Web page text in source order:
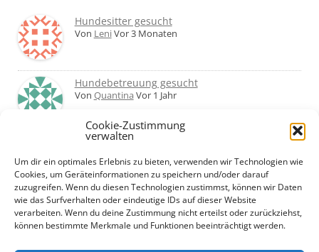
Cookie-Zustimmung
verwalten
Um dir ein optimales Erlebnis zu bieten, verwenden wir Technologien wie
Cookies, um Geräteinformationen zu speichern und/oder darauf
zuzugreifen. Wenn du diesen Technologien zustimmst, können wir Daten
wie das Surfverhalten oder eindeutige IDs auf dieser Website
verarbeiten. Wenn du deine Zustimmung nicht erteilst oder zurückziehst,
können bestimmte Merkmale und Funktionen beeinträchtigt werden.
Hundesitter gesucht
Von LeniVor 3 Monaten
Hundebetreuung gesucht
Von Quantina Vor 1 Jahr
Was haltet ihr von Hundetagesstätten?
Erfahrungen?
VonMartin Vor 2 Jahren
Urlaub mit Hund... Tipps für hundefreundliche
Unterkünfte?
VonBeateVor 2 Jahren